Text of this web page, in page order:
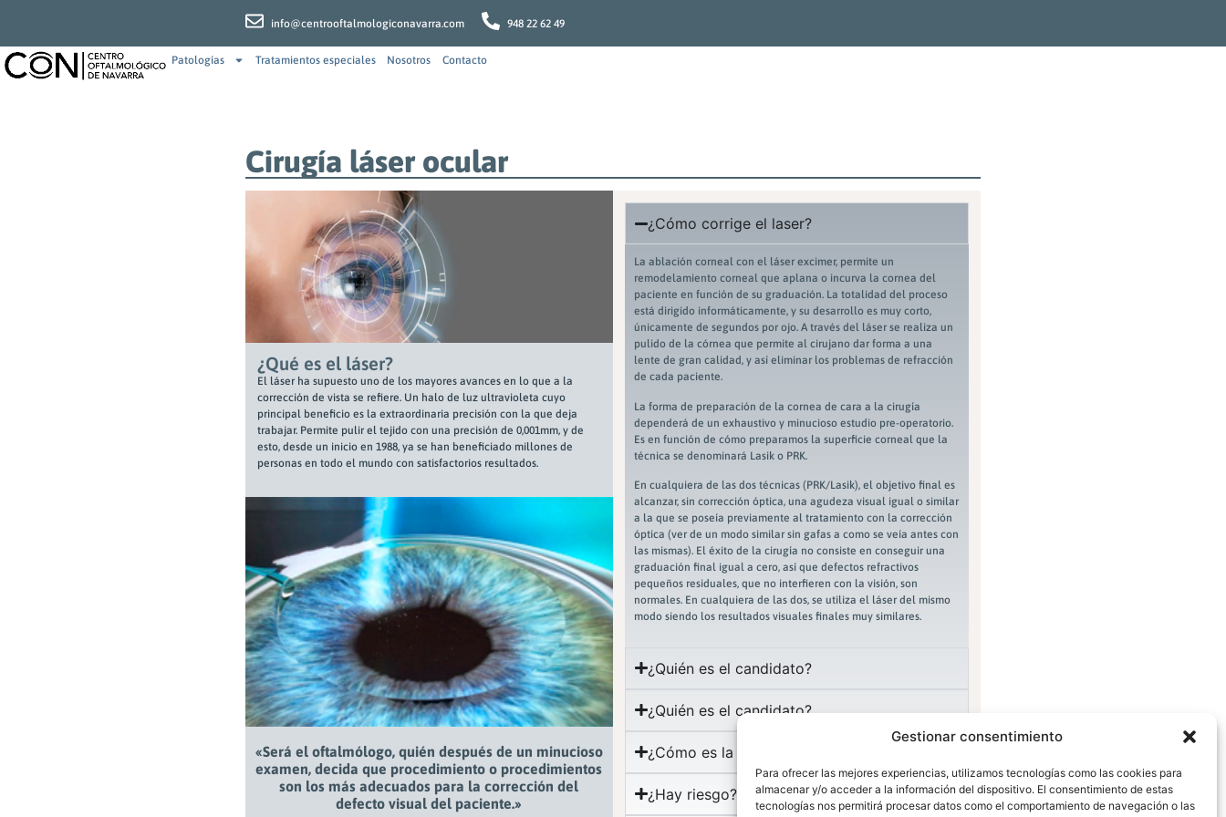
Gestionar consentimiento
Para ofrecer las mejores experiencias, utilizamos tecnologías como las cookies para
almacenar y/o acceder a la información del dispositivo. El consentimiento de estas
tecnologías nos permitirá procesar datos como el comportamiento de navegación o las
info@centrooftalmologiconavarra.com 948 22 62 49
Patologías Tratamientos especiales Nosotros Contacto
Cirugía láser ocular
¿Qué es el láser?
El láser ha supuesto uno de los mayores avances en lo que a la
corrección de vista se refiere. Un halo de luz ultravioleta cuyo
principal beneficio es la extraordinaria precisión con la que deja
trabajar. Permite pulir el tejido con una precisión de 0,001mm, y de
esto, desde un inicio en 1988, ya se han beneficiado millones de
personas en todo el mundo con satisfactorios resultados.
«Será el oftalmólogo, quién después de un minucioso
examen, decida que procedimiento o procedimientos
son los más adecuados para la corrección del
defecto visual del paciente.»
¿Cómo corrige el laser?
La ablación corneal con el láser excimer, permite un
remodelamiento corneal que aplana o incurva la cornea del
paciente en función de su graduación. La totalidad del proceso
está dirigido informáticamente, y su desarrollo es muy corto,
únicamente de segundos por ojo. A través del láser se realiza un
pulido de la córnea que permite al cirujano dar forma a una
lente de gran calidad, y así eliminar los problemas de refracción
de cada paciente.
La forma de preparación de la cornea de cara a la cirugía
dependerá de un exhaustivo y minucioso estudio pre-operatorio.
Es en función de cómo preparamos la superficie corneal que la
técnica se denominará Lasik o PRK.
En cualquiera de las dos técnicas (PRK/Lasik), el objetivo final es
alcanzar, sin corrección óptica, una agudeza visual igual o similar
a la que se poseía previamente al tratamiento con la corrección
óptica (ver de un modo similar sin gafas a como se veía antes con
las mismas). El éxito de la cirugía no consiste en conseguir una
graduación final igual a cero, así que defectos refractivos
pequeños residuales, que no interfieren con la visión, son
normales. En cualquiera de las dos, se utiliza el láser del mismo
modo siendo los resultados visuales finales muy similares.
¿Quién es el candidato?
¿Quién es el candidato?
¿Cómo es la operación?
¿Hay riesgo?